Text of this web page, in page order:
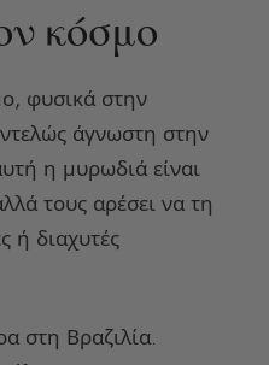
κόσμο
φυσικά στην
άγνωστη στην
η μυρωδιά είναι
τους αρέσει να τη
ή διαχυτές
στη Βραζιλία.